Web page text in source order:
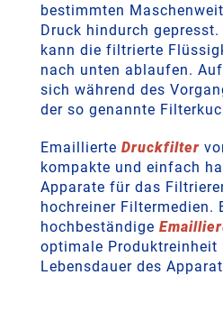
bestimmten
Druck hindurch
kann die filtrierte
nach unten ablaufen.
sich während des
der so genannte
Emaillierte Druckfilter
kompakte und einfach
Apparate für das
hochreiner Filtermedien.
hochbeständige
optimale Produktreinheit
Lebensdauer des